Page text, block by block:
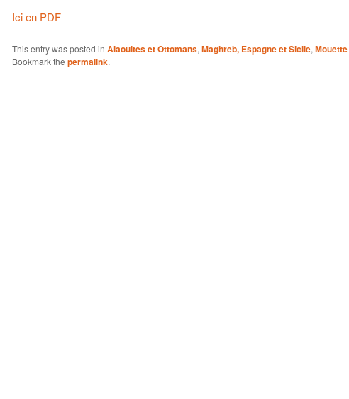
Ici en PDF
This entry was posted in Alaouites et Ottomans, Maghreb, Espagne et Sicile, Mouette
Bookmark the permalink.